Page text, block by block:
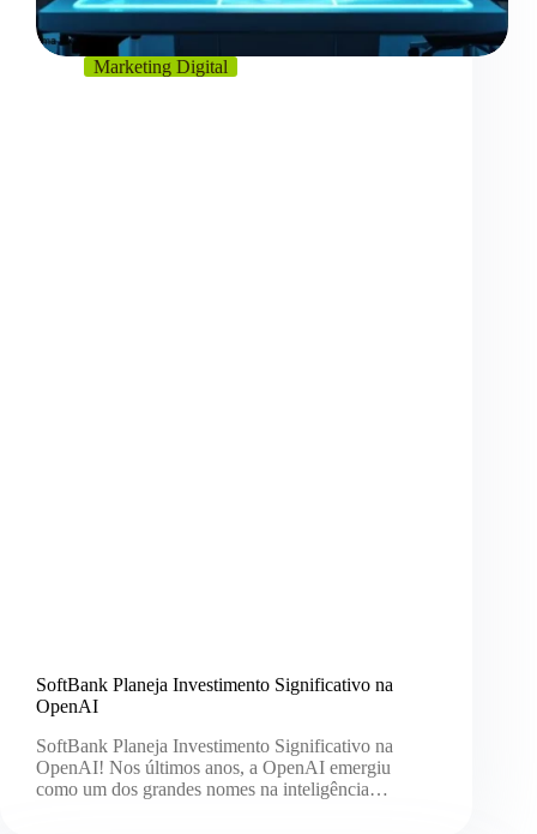
Marketing Digital
SoftBank Planeja Investimento Significativo na
OpenAI
SoftBank Planeja Investimento Significativo na
OpenAI! Nos últimos anos, a OpenAI emergiu
como um dos grandes nomes na inteligência…